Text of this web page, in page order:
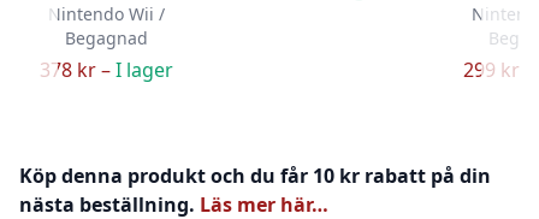
Nintendo Wii /
Begagnad
378 kr –I lager 299 kr –
Köp denna produkt och du får 10 kr rabatt på din
nästa beställning. Läs mer här…